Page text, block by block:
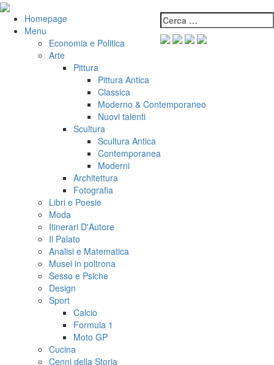
Salta
contenuto
VeniVidiVici Cerca:
Homepage
Menu
Economia e Politica
Arte
Pittura
Pittura Antica
Classica
Moderno & Contemporaneo
Nuovi talenti
Scultura
Scultura Antica
Contemporanea
Moderni
Architettura
Fotografia
Libri e Poesie
Moda
Itinerari D'Autore
Il Palato
Analisi e Matematica
Musei in poltrona
Sesso e Psiche
Design
Sport
Calcio
Formula 1
Moto GP
Cucina
Cenni della Storia